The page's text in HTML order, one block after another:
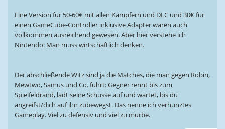
Eine Version für 50-60€ mit allen Kämpfern und DLC und 30€ für
einen GameCube-Controller inklusive Adapter wären auch
vollkommen ausreichend gewesen. Aber hier verstehe ich
Nintendo: Man muss wirtschaftlich denken.
Der abschließende Witz sind ja die Matches, die man gegen Robin,
Mewtwo, Samus und Co. führt: Gegner rennt bis zum
Spielfeldrand, lädt seine Schüsse auf und wartet, bis du
angreifst/dich auf ihn zubewegst. Das nenne ich verhunztes
Gameplay. Viel zu defensiv und viel zu mürbe.